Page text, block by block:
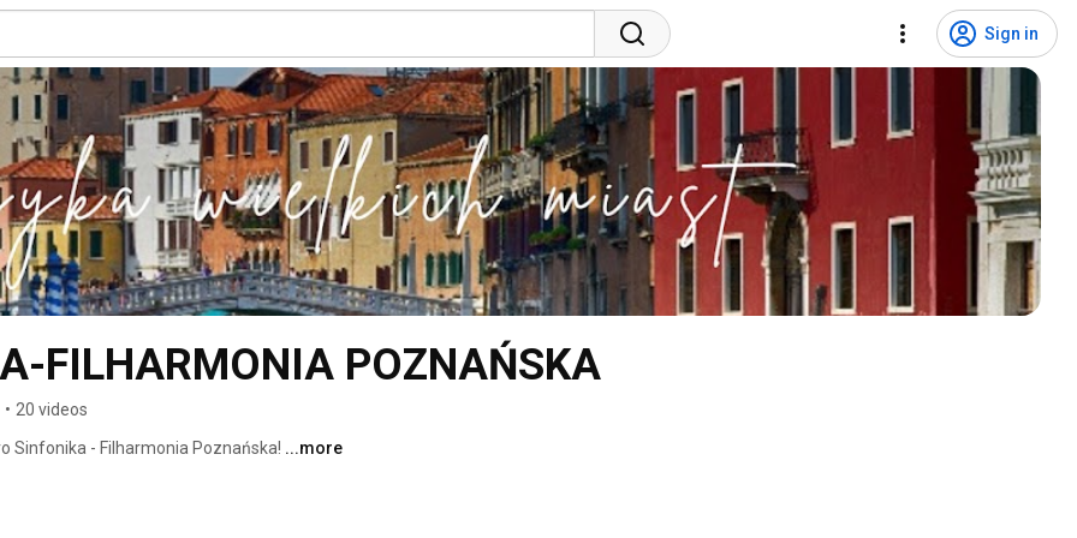
Sign in
FILHARMONIA POZNAŃSKA
• 20 videos
Sinfonika - Filharmonia Poznańska! ...more